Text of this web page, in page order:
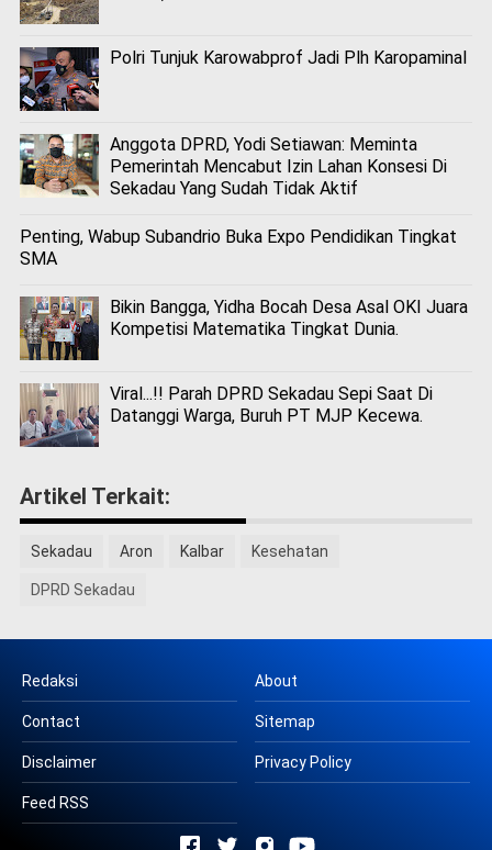
Polri Tunjuk Karowabprof Jadi Plh Karopaminal
Anggota DPRD, Yodi Setiawan: Meminta
Pemerintah Mencabut Izin Lahan Konsesi Di
Sekadau Yang Sudah Tidak Aktif
Penting, Wabup Subandrio Buka Expo Pendidikan Tingkat
SMA
Bikin Bangga, Yidha Bocah Desa Asal OKI Juara
Kompetisi Matematika Tingkat Dunia.
Viral...!! Parah DPRD Sekadau Sepi Saat Di
Datanggi Warga, Buruh PT MJP Kecewa.
Artikel Terkait:
Sekadau Aron Kalbar Kesehatan
DPRD Sekadau
Redaksi About
Contact Sitemap
Disclaimer Privacy Policy
Feed RSS